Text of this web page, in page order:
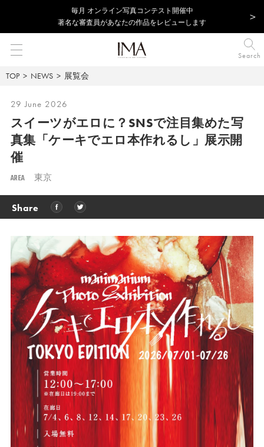
毎⽉ オンライン写真コンテスト開催中
著名な審査員があなたの作品をレビューします
Search
TOP NEWS 展覧会
29 June 2026
スイーツがエロに？SNSで注目集めた写
真集「ケーキでエロ本作れるし」展示開
催
AREA 東京
Share